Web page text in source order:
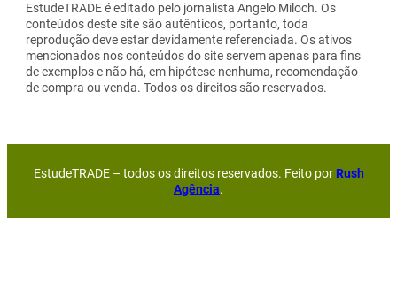
EstudeTRADE é editado pelo jornalista Angelo Miloch. Os
conteúdos deste site são autênticos, portanto, toda
reprodução deve estar devidamente referenciada. Os ativos
mencionados nos conteúdos do site servem apenas para fins
de exemplos e não há, em hipótese nenhuma, recomendação
de compra ou venda. Todos os direitos são reservados.
EstudeTRADE – todos os direitos reservados. Feito porRush
Agência.